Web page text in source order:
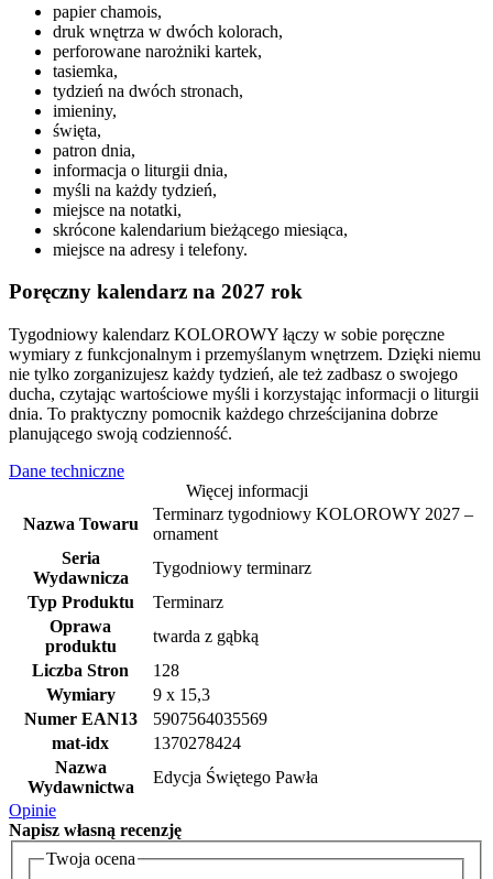
papier chamois,
druk wnętrza w dwóch kolorach,
perforowane narożniki kartek,
tasiemka,
tydzień na dwóch stronach,
imieniny,
święta,
patron dnia,
informacja o liturgii dnia,
myśli na każdy tydzień,
miejsce na notatki,
skrócone kalendarium bieżącego miesiąca,
miejsce na adresy i telefony.
Poręczny kalendarz na 2027 rok
Tygodniowy kalendarz KOLOROWY łączy w sobie poręczne
wymiary z funkcjonalnym i przemyślanym wnętrzem. Dzięki niemu
nie tylko zorganizujesz każdy tydzień, ale też zadbasz o swojego
ducha, czytając wartościowe myśli i korzystając informacji o liturgii
dnia. To praktyczny pomocnik każdego chrześcijanina dobrze
planującego swoją codzienność.
Dane techniczne
Więcej informacji
Nazwa Towaru
Terminarz tygodniowy KOLOROWY 2027 –
ornament
Seria
Wydawnicza
Tygodniowy terminarz
Typ Produktu
Terminarz
Oprawa
produktu
twarda z gąbką
Liczba Stron
128
Wymiary
9 x 15,3
Numer EAN13
5907564035569
mat-idx
1370278424
Nazwa
Wydawnictwa
Edycja Świętego Pawła
Opinie
Napisz własną recenzję
Twoja ocena